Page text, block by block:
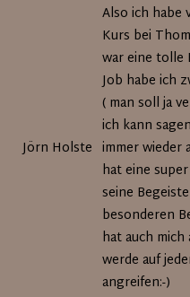
Jörn Holste
Also ich habe
Kurs bei
war eine tolle
Job habe ich
( man soll ja
ich kann
immer wieder
hat eine
seine
besonderen
hat auch
werde auf
angreifen:-)